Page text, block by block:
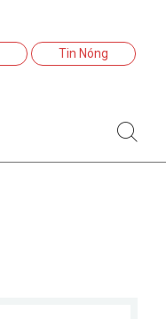
Tin Nóng